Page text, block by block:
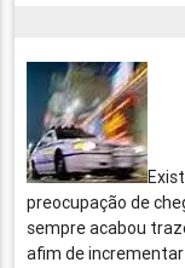
preocupação de
sempre acabou
afim de